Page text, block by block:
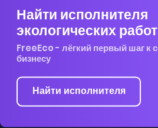
Найти исполнителя
экологических работ
FreeEco - лёгкий первый шаг к
бизнесу
Найти исполнителя